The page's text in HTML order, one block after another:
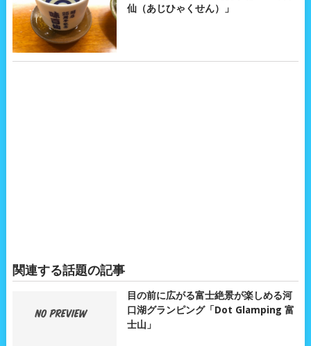
仙（あじひゃくせん）」
関連する話題の記事
目の前に広がる富士絶景が楽しめる河
口湖グランピング「Dot Glamping 富
士山」